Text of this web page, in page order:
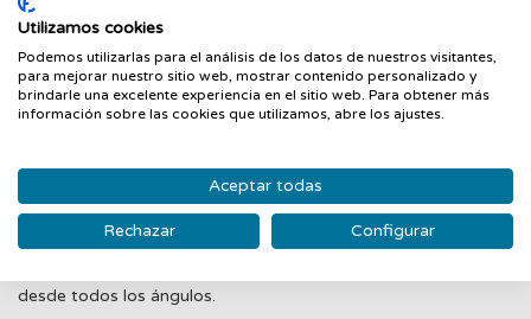
zapato perfecto para cualquier ocasión. Completamente
moldeado con material Croslite™.
Increíblemente ligeras y súper divertidas en los pies.
Perfectas para el agua y flotantes, sólo pesan unos gramos.
Los agujeros de ventilación aportan transpirabilidad a la vez
Fáciles de limpiar, de secado rápido.
La tira trasera pivotante permite un ajuste más preciso.
Personalizable con Jibbitz™.
desde todos los ángulos.
Utilizamos cookies
Podemos utilizarlas para el análisis de los datos de nuestros visitantes,
para mejorar nuestro sitio web, mostrar contenido personalizado y
brindarle una excelente experiencia en el sitio web. Para obtener más
información sobre las cookies que utilizamos, abre los ajustes.
Aceptar todas
Rechazar Configurar